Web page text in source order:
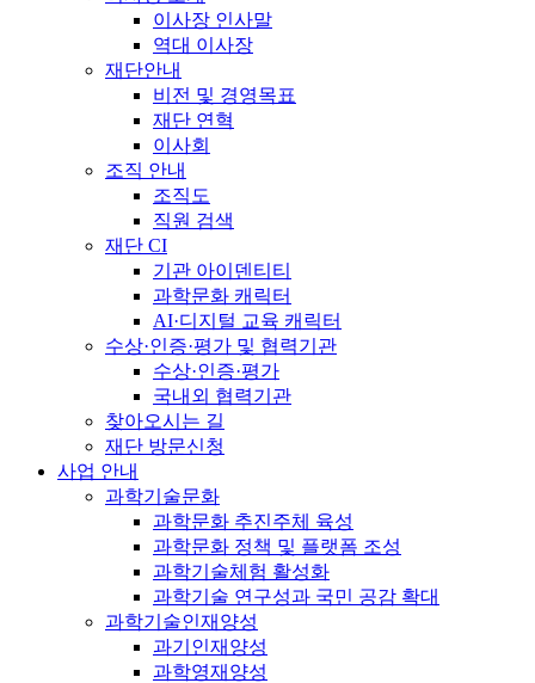
이사장 인사말
역대 이사장
재단안내
비전 및 경영목표
재단 연혁
이사회
조직 안내
조직도
직원 검색
재단 CI
기관 아이덴티티
과학문화 캐릭터
AI·디지털 교육 캐릭터
수상·인증·평가 및 협력기관
수상·인증·평가
국내외 협력기관
찾아오시는 길
재단 방문신청
사업 안내
과학기술문화
과학문화 추진주체 육성
과학문화 정책 및 플랫폼 조성
과학기술체험 활성화
과학기술 연구성과 국민 공감 확대
과학기술인재양성
과기인재양성
과학영재양성